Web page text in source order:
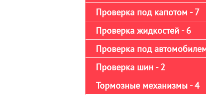
Проверка под капотом - 7
Проверка жидкостей - 6
Проверка под
Проверка шин - 2
Тормозные механизмы - 4